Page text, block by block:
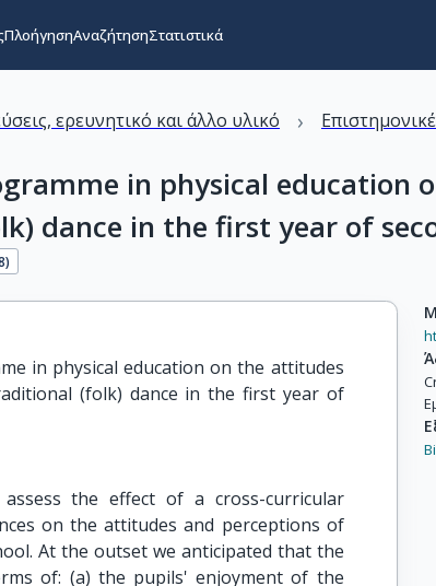
ΠλοήγησηΑναζήτησηΣτατιστικά
ερευνητικό και άλλο υλικό ›
in physical education
dance in the first year of
)
in physical education on the attitudes
(folk) dance in the first year of
the effect of a cross-curricular
on the attitudes and perceptions of
At the outset we anticipated that the
of: (a) the pupils' enjoyment of the